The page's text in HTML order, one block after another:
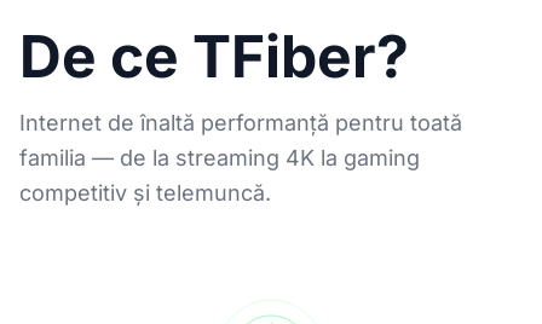
De ce TFiber?
Internet de înaltă performanță pentru toată
familia — de la streaming 4K la gaming
competitiv și telemuncă.